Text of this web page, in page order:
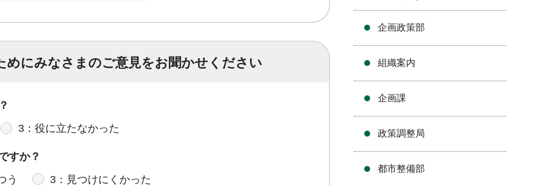
めにみなさまのご意見をお聞かせください
3：役に立たなかった
すか？
う 3：見つけにくかった
企画政策部
組織案内
企画課
政策調整局
都市整備部